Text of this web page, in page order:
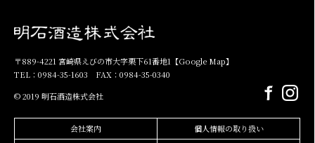
〒889-4221 宮崎県えびの市大字栗下61番地1 【Google Map】
TEL：0984-35-1603 FAX：0984-35-0340
© 2019 明石酒造株式会社
会社案内 個人情報の取り扱い